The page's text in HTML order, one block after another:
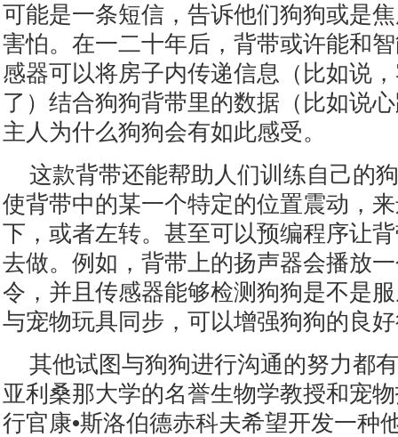
可能是一条短信，告诉他们狗狗或是
害怕。在一二十年后，背带或许能和
感器可以将房子内传递信息（比如说
了）结合狗狗背带里的数据（比如说
主人为什么狗狗会有如此感受。
这款背带还能帮助人们训练自己的
使背带中的某一个特定的位置震动，
下，或者左转。甚至可以预编程序让
去做。例如，背带上的扬声器会播放
令，并且传感器能够检测狗狗是不是
与宠物玩具同步，可以增强狗狗的良
其他试图与狗狗进行沟通的努力都
亚利桑那大学的名誉生物学教授和宠
行官康•斯洛伯德赤科夫希望开发一种